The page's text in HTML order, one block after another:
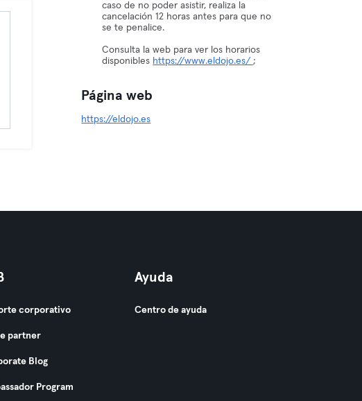
caso de no poder asistir, realiza la
cancelación 12 horas antes para que no
se te penalice.
Consulta la web para ver los horarios
disponibles https://www.eldojo.es/;
Página web
https://eldojo.es
corporativo
partner
Blog
Program
Ayuda
Centro de ayuda